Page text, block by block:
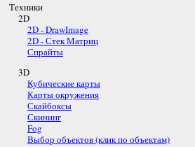
Техники
2D
2D - DrawImage
2D - Стек Матриц
Спрайты
3D
Кубические карты
Карты окружения
Скайбоксы
Скининг
Fog
Выбор объектов (клик по объектам)